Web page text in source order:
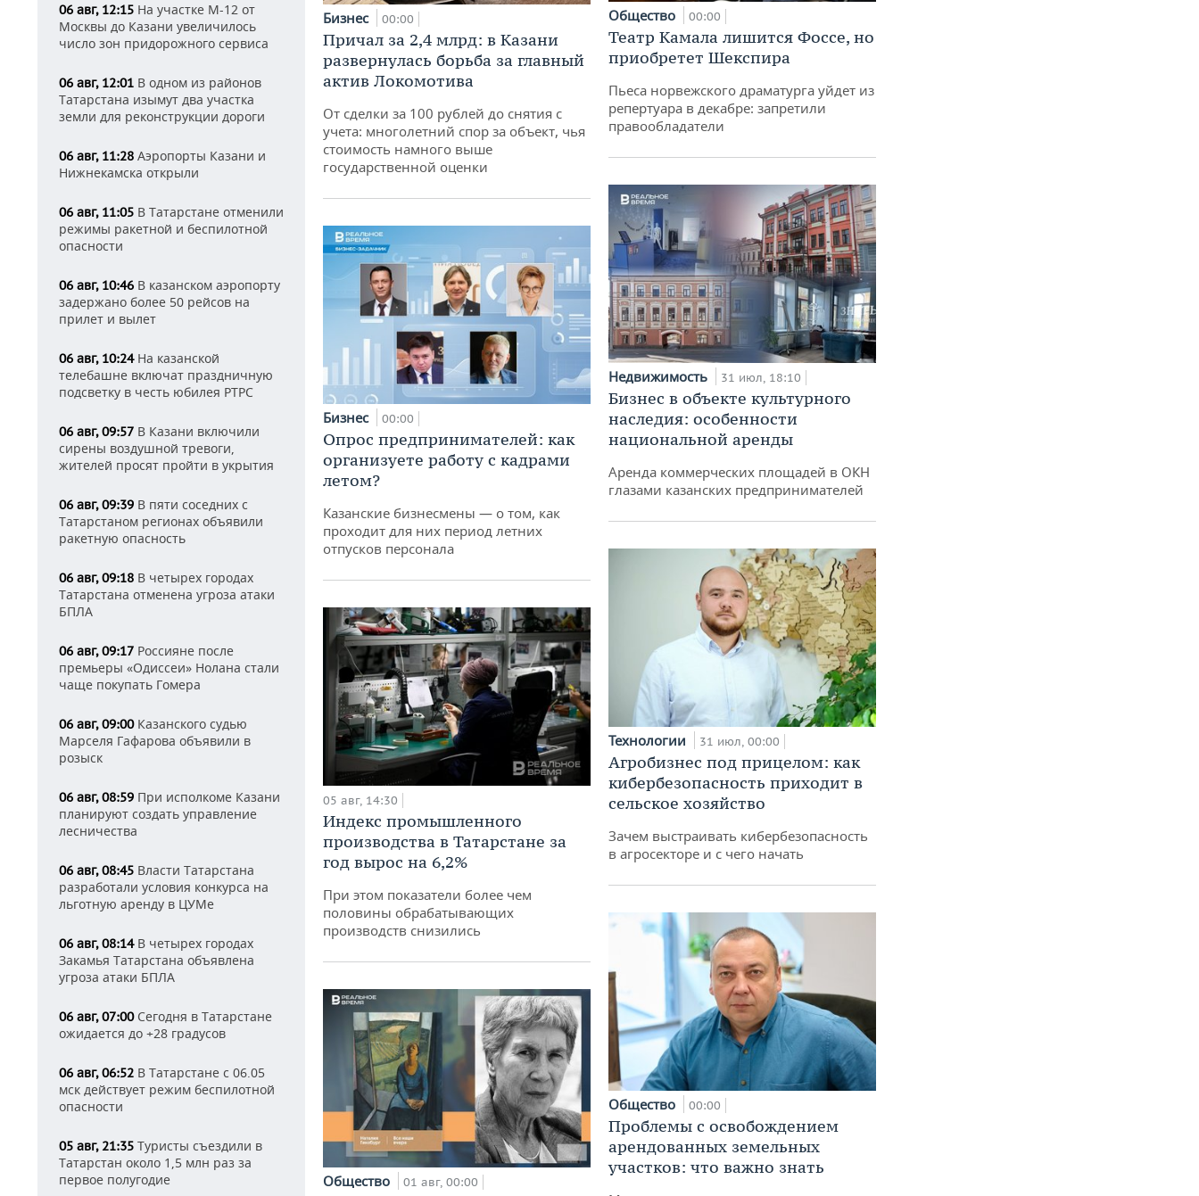
06 авг, 12:15 На участке М-12 от
Москвы до Казани увеличилось
число зон придорожного сервиса
06 авг, 12:01 В одном из районов
Татарстана изымут два участка
земли для реконструкции дороги
06 авг, 11:28 Аэропорты Казани и
Нижнекамска открыли
06 авг, 11:05 В Татарстане отменили
режимы ракетной и беспилотной
опасности
06 авг, 10:46 В казанском аэропорту
задержано более 50 рейсов на
прилет и вылет
06 авг, 10:24На казанской
телебашне включат праздничную
подсветку в честь юбилея РТРС
06 авг, 09:57 В Казани включили
сирены воздушной тревоги,
жителей просят пройти в укрытия
06 авг, 09:39 В пяти соседних с
Татарстаном регионах объявили
ракетную опасность
06 авг, 09:18 В четырех городах
Татарстана отменена угроза атаки
БПЛА
06 авг, 09:17 Россияне после
премьеры «Одиссеи» Нолана стали
чаще покупать Гомера
06 авг, 09:00Казанского судью
Марселя Гафарова объявили в
розыск
06 авг, 08:59 При исполкоме Казани
планируют создать управление
лесничества
06 авг, 08:45 Власти Татарстана
разработали условия конкурса на
льготную аренду в ЦУМе
06 авг, 08:14В четырех городах
Закамья Татарстана объявлена
угроза атаки БПЛА
06 авг, 07:00Сегодня в Татарстане
ожидается до +28 градусов
06 авг, 06:52 В Татарстане с 06.05
мск действует режим беспилотной
опасности
05 авг, 21:35 Туристы съездили в
Татарстан около 1,5 млн раз за
первое полугодие
Бизнес 00:00
Причал за 2,4 млрд: в Казани
развернулась борьба за главный
актив Локомотива
От сделки за 100 рублей до снятия с
учета: многолетний спор за объект, чья
стоимость намного выше
государственной оценки
Бизнес 00:00
Опрос предпринимателей: как
организуете работу с кадрами
летом?
Казанские бизнесмены — о том, как
проходит для них период летних
отпусков персонала
05 авг, 14:30
Индекс промышленного
производства в Татарстане за
год вырос на 6,2%
При этом показатели более чем
половины обрабатывающих
производств снизились
Общество 01 авг, 00:00
Общество 00:00
Театр Камала лишится Фоссе, но
приобретет Шекспира
Пьеса норвежского драматурга уйдет из
репертуара в декабре: запретили
правообладатели
Недвижимость 31 июл, 18:10
Бизнес в объекте культурного
наследия: особенности
национальной аренды
Аренда коммерческих площадей в ОКН
глазами казанских предпринимателей
Технологии 31 июл, 00:00
Агробизнес под прицелом: как
кибербезопасность приходит в
сельское хозяйство
Зачем выстраивать кибербезопасность
в агросекторе и с чего начать
Общество 00:00
Проблемы с освобождением
арендованных земельных
участков: что важно знать